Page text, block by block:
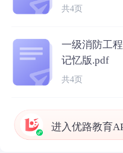
共4页
一级消防工
记忆版.pdf
共4页
进入优路教育